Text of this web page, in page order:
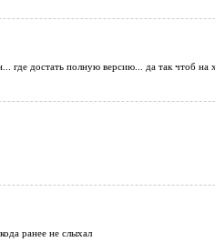
достать полную версию... да так чтоб на
ранее не слыхал